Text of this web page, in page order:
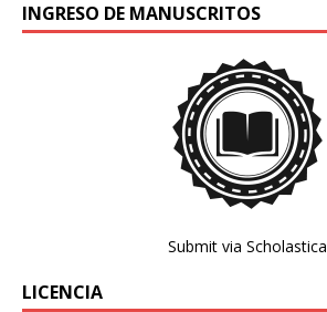
INGRESO DE MANUSCRITOS
Submit via Scholastica
LICENCIA